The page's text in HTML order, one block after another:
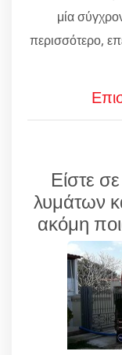
μία
περισσότερο,
Είστε
λυμάτων
ακόμη